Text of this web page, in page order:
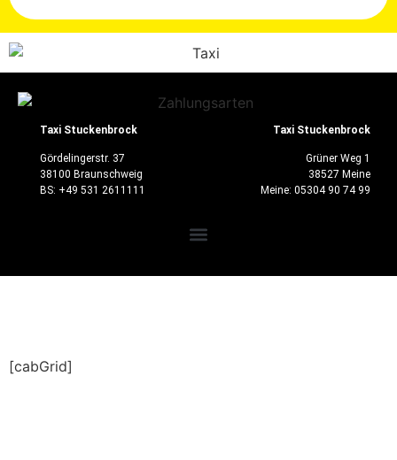
Taxi Stuckenbrock
Gördelingerstr. 37
38100 Braunschweig
BS: +49 531 2611111
Taxi Stuckenbrock
Grüner Weg 1
38527 Meine
Meine: 05304 90 74 99
[cabGrid]